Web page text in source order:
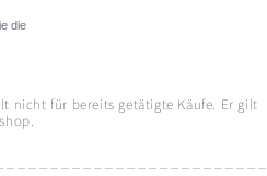
nicht für bereits getätigte Käufe. Er gilt